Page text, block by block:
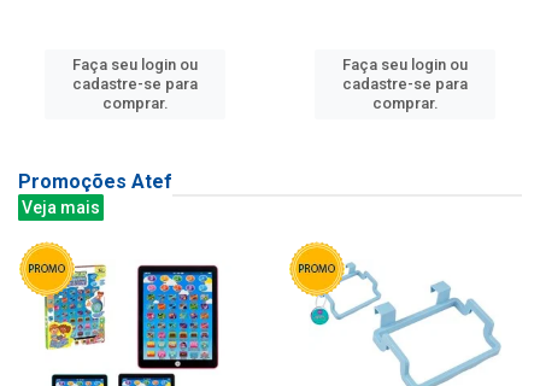
Faça seu login ou
cadastre-se para
comprar.
Faça seu login ou
cadastre-se para
comprar.
Promoções Atef
Veja mais